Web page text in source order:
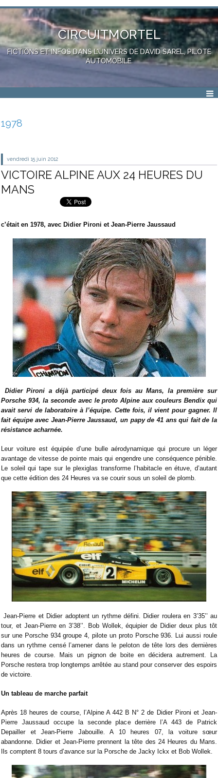
CIRCUITMORTEL
FICTIONS ET INFOS DANS L'UNIVERS DE DAVID SAREL, PILOTE
AUTOMOBILE.
1978
vendredi 15 juin 2012
VICTOIRE ALPINE AUX 24 HEURES DU
MANS
c’était en 1978, avec Didier Pironi et Jean-Pierre Jaussaud
Didier Pironi a déjà participé deux fois au Mans, la première sur
Porsche 934, la seconde avec le proto Alpine aux couleurs Bendix qui
avait servi de laboratoire à l’équipe. Cette fois, il vient pour gagner. Il
fait équipe avec Jean-Pierre Jaussaud, un papy de 41 ans qui fait de la
résistance acharnée.
Leur voiture est équipée d’une bulle aérodynamique qui procure un léger
avantage de vitesse de pointe mais qui engendre une conséquence pénible.
Le soleil qui tape sur le plexiglas transforme l’habitacle en étuve, d’autant
que cette édition des 24 Heures va se courir sous un soleil de plomb.
Jean-Pierre et Didier adoptent un rythme défini. Didier roulera en 3’35’’ au
tour, et Jean-Pierre en 3’38’’. Bob Wollek, équipier de Didier deux plus tôt
sur une Porsche 934 groupe 4, pilote un proto Porsche 936. Lui aussi roule
dans un rythme censé l’amener dans le peloton de tête lors des dernières
heures de course. Mais un pignon de boite en décidera autrement. La
Porsche restera trop longtemps arrêtée au stand pour conserver des espoirs
de victoire.
Un tableau de marche parfait
Après 18 heures de course, l’Alpine A 442 B N° 2 de Didier Pironi et Jean-
Pierre Jaussaud occupe la seconde place derrière l’A 443 de Patrick
Depailler et Jean-Pierre Jabouille. A 10 heures 07, la voiture sœur
abandonne. Didier et Jean-Pierre prennent la tête des 24 Heures du Mans.
Ils comptent 8 tours d’avance sur la Porsche de Jacky Ickx et Bob Wollek.